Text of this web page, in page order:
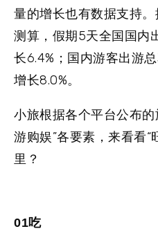
量的增长也有数据支持。
测算，假期5天全国国内
长6.4%；国内游客出游
增长8.0%。
小旅根据各个平台公布
游购娱”各要素，来看看“
里？
01吃